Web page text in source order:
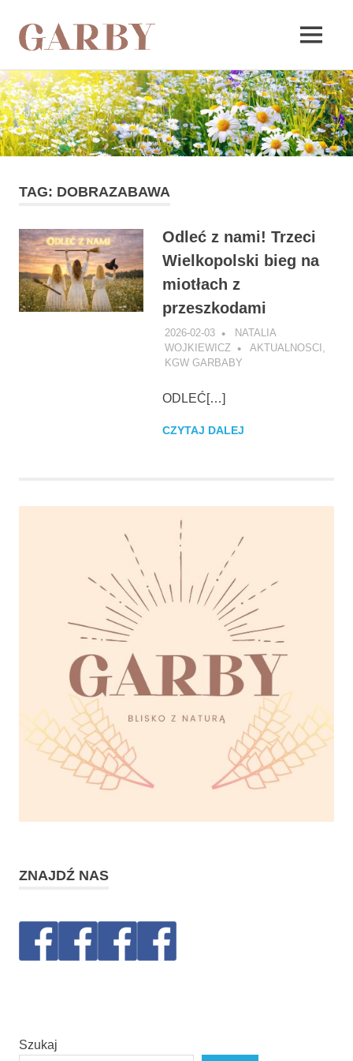
Skip
to
content
MENU
TAG: DOBRAZABAWA
Odleć z nami! Trzeci
Wielkopolski bieg na
miotłach z
przeszkodami
2026-02-03
NATALIA
WOJKIEWICZ
AKTUALNOSCI
KGW GARBABY
ODLEĆ[…]
CZYTAJ DALEJ
ZNAJDŹ NAS
Szukaj